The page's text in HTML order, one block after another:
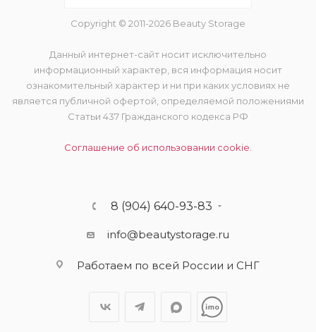
Copyright © 2011-2026 Beauty Storage
Данный интернет-сайт носит исключительно
информационный характер, вся информация носит
ознакомительный характер и ни при каких условиях не
является публичной офертой, определяемой положениями
Статьи 437 Гражданского кодекса РФ
Соглашение об использовании cookie.
8 (904) 640-93-83
info@beautystorage.ru
Работаем по всей России и СНГ